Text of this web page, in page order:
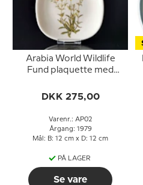
Arabia World Wildlife
Fund plaquette med
DKK 275,00
Varenr.: AP02
Årgang: 1979
Mål: B: 12 cm x D: 12 cm
PÅ LAGER
Se vare